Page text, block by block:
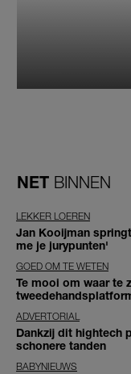
NET BINNEN
LEKKER LOEREN
Jan Kooijman
me je jurypunten'
GOED OM TE WETEN
Te mooi om waar te
ADVERTORIAL
Dankzij dit hightech
schonere tanden
BABYNIEUWS